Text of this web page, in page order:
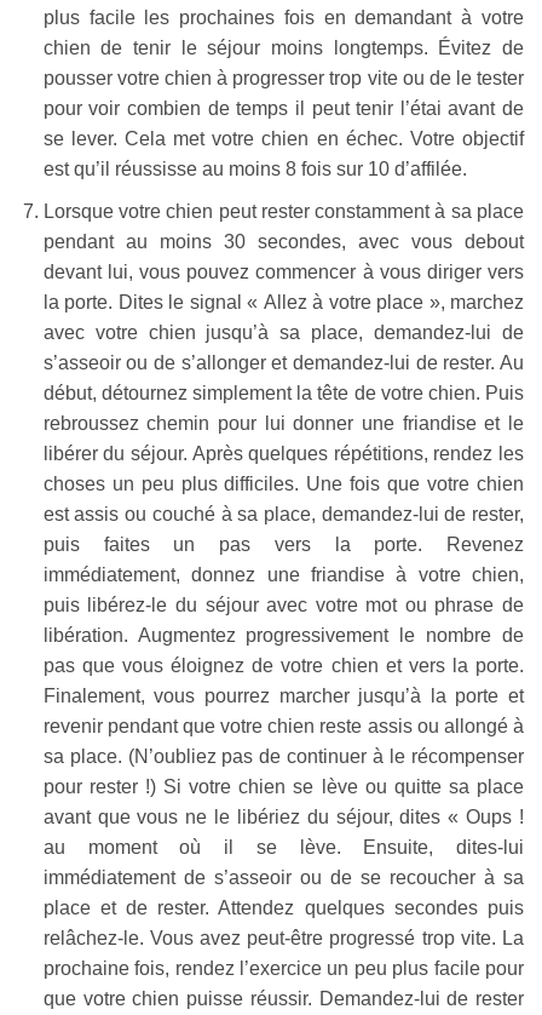
plus facile les prochaines fois en demandant à votre
chien de tenir le séjour moins longtemps. Évitez de
pousser votre chien à progresser trop vite ou de le tester
pour voir combien de temps il peut tenir l’étai avant de
se lever. Cela met votre chien en échec. Votre objectif
est qu’il réussisse au moins 8 fois sur 10 d’affilée.
Lorsque votre chien peut rester constamment à sa place
pendant au moins 30 secondes, avec vous debout
devant lui, vous pouvez commencer à vous diriger vers
la porte. Dites le signal « Allez à votre place », marchez
avec votre chien jusqu’à sa place, demandez-lui de
s’asseoir ou de s’allonger et demandez-lui de rester. Au
début, détournez simplement la tête de votre chien. Puis
rebroussez chemin pour lui donner une friandise et le
libérer du séjour. Après quelques répétitions, rendez les
choses un peu plus difficiles. Une fois que votre chien
est assis ou couché à sa place, demandez-lui de rester,
puis faites un pas vers la porte. Revenez
immédiatement, donnez une friandise à votre chien,
puis libérez-le du séjour avec votre mot ou phrase de
libération. Augmentez progressivement le nombre de
pas que vous éloignez de votre chien et vers la porte.
Finalement, vous pourrez marcher jusqu’à la porte et
revenir pendant que votre chien reste assis ou allongé à
sa place. (N’oubliez pas de continuer à le récompenser
pour rester !) Si votre chien se lève ou quitte sa place
avant que vous ne le libériez du séjour, dites « Oups !
au moment où il se lève. Ensuite, dites-lui
immédiatement de s’asseoir ou de se recoucher à sa
place et de rester. Attendez quelques secondes puis
relâchez-le. Vous avez peut-être progressé trop vite. La
prochaine fois, rendez l’exercice un peu plus facile pour
que votre chien puisse réussir. Demandez-lui de rester